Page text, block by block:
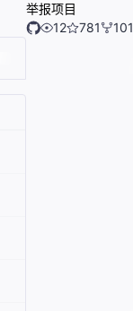
举报项目
12
781 101